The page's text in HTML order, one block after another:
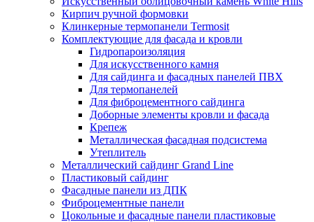
Кирпич ручной формовки
Клинкерные термопанели Termosit
Комплектующие для фасада и кровли
Гидропароизоляция
Для искусственного камня
Для сайдинга и фасадных панелей ПВХ
Для термопанелей
Для фиброцементного сайдинга
Доборные элементы кровли и фасада
Крепеж
Металлическая фасадная подсистема
Утеплитель
Металлический сайдинг Grand Line
Пластиковый сайдинг
Фасадные панели из ДПК
Фиброцементные панели
Цокольные и фасадные панели пластиковые